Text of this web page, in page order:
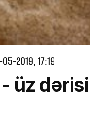
2019, 17:19
- üz